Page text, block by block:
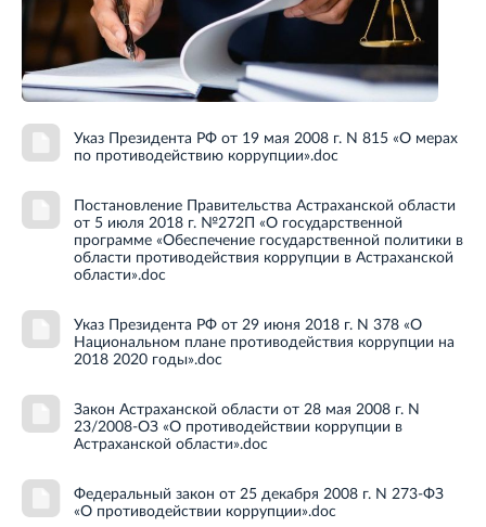
Указ Президента РФ от 19 мая 2008 г. N 815 «О мерах
по противодействию коррупции».doc
Постановление Правительства Астраханской области
от 5 июля 2018 г. №272П «О государственной
программе «Обеспечение государственной политики в
области противодействия коррупции в Астраханской
области».doc
Указ Президента РФ от 29 июня 2018 г. N 378 «О
Национальном плане противодействия коррупции на
2018 2020 годы».doc
Закон Астраханской области от 28 мая 2008 г. N
23/2008-ОЗ «О противодействии коррупции в
Астраханской области».doc
Федеральный закон от 25 декабря 2008 г. N 273-ФЗ
«О противодействии коррупции».doc